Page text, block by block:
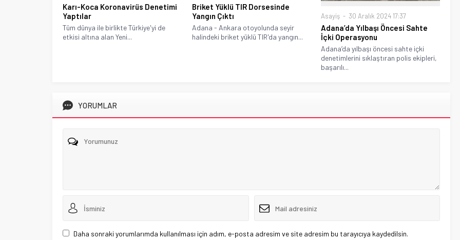
Karı-Koca Koronavirüs Denetimi
Yaptılar
Tüm dünya ile birlikte Türkiye'yi de
etkisi altına alan Yeni...
Briket Yüklü TIR Dorsesinde
Yangın Çıktı
Adana - Ankara otoyolunda seyir
halindeki briket yüklü TIR'da yangın...
Asayiş 30 Aralık 2024 17:37
Adana’da Yılbaşı Öncesi Sahte
İçki Operasyonu
Adana’da yılbaşı öncesi sahte içki
denetimlerini sıklaştıran polis ekipleri,
başarılı...
YORUMLAR
Daha sonraki yorumlarımda kullanılması için adım, e-posta adresim ve site adresim bu tarayıcıya kaydedilsin.